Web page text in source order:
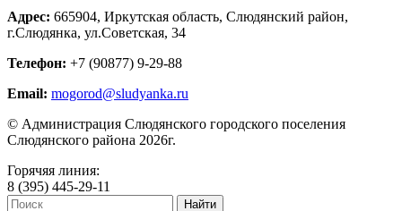
Адрес: 665904, Иркутская область, Слюдянский район,
г.Слюдянка, ул.Советская, 34
Телефон: +7 (90877) 9-29-88
Email: mogorod@sludyanka.ru
© Администрация Слюдянского городского поселения
Слюдянского района 2026г.
Горячяя линия:
8 (395) 445-29-11